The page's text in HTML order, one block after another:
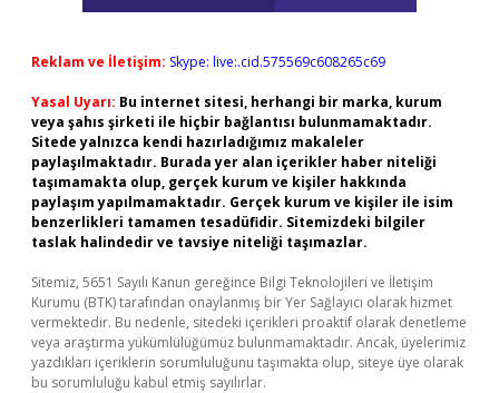
Reklam ve İletişim: Skype: live:.cid.575569c608265c69
Yasal Uyarı: Bu internet sitesi, herhangi bir marka, kurum
veya şahıs şirketi ile hiçbir bağlantısı bulunmamaktadır.
Sitede yalnızca kendi hazırladığımız makaleler
paylaşılmaktadır. Burada yer alan içerikler haber niteliği
taşımamakta olup, gerçek kurum ve kişiler hakkında
paylaşım yapılmamaktadır. Gerçek kurum ve kişiler ile isim
benzerlikleri tamamen tesadüfidir. Sitemizdeki bilgiler
taslak halindedir ve tavsiye niteliği taşımazlar.
Sitemiz, 5651 Sayılı Kanun gereğince Bilgi Teknolojileri ve İletişim
Kurumu (BTK) tarafından onaylanmış bir Yer Sağlayıcı olarak hizmet
vermektedir. Bu nedenle, sitedeki içerikleri proaktif olarak denetleme
veya araştırma yükümlülüğümüz bulunmamaktadır. Ancak, üyelerimiz
yazdıkları içeriklerin sorumluluğunu taşımakta olup, siteye üye olarak
bu sorumluluğu kabul etmiş sayılırlar.